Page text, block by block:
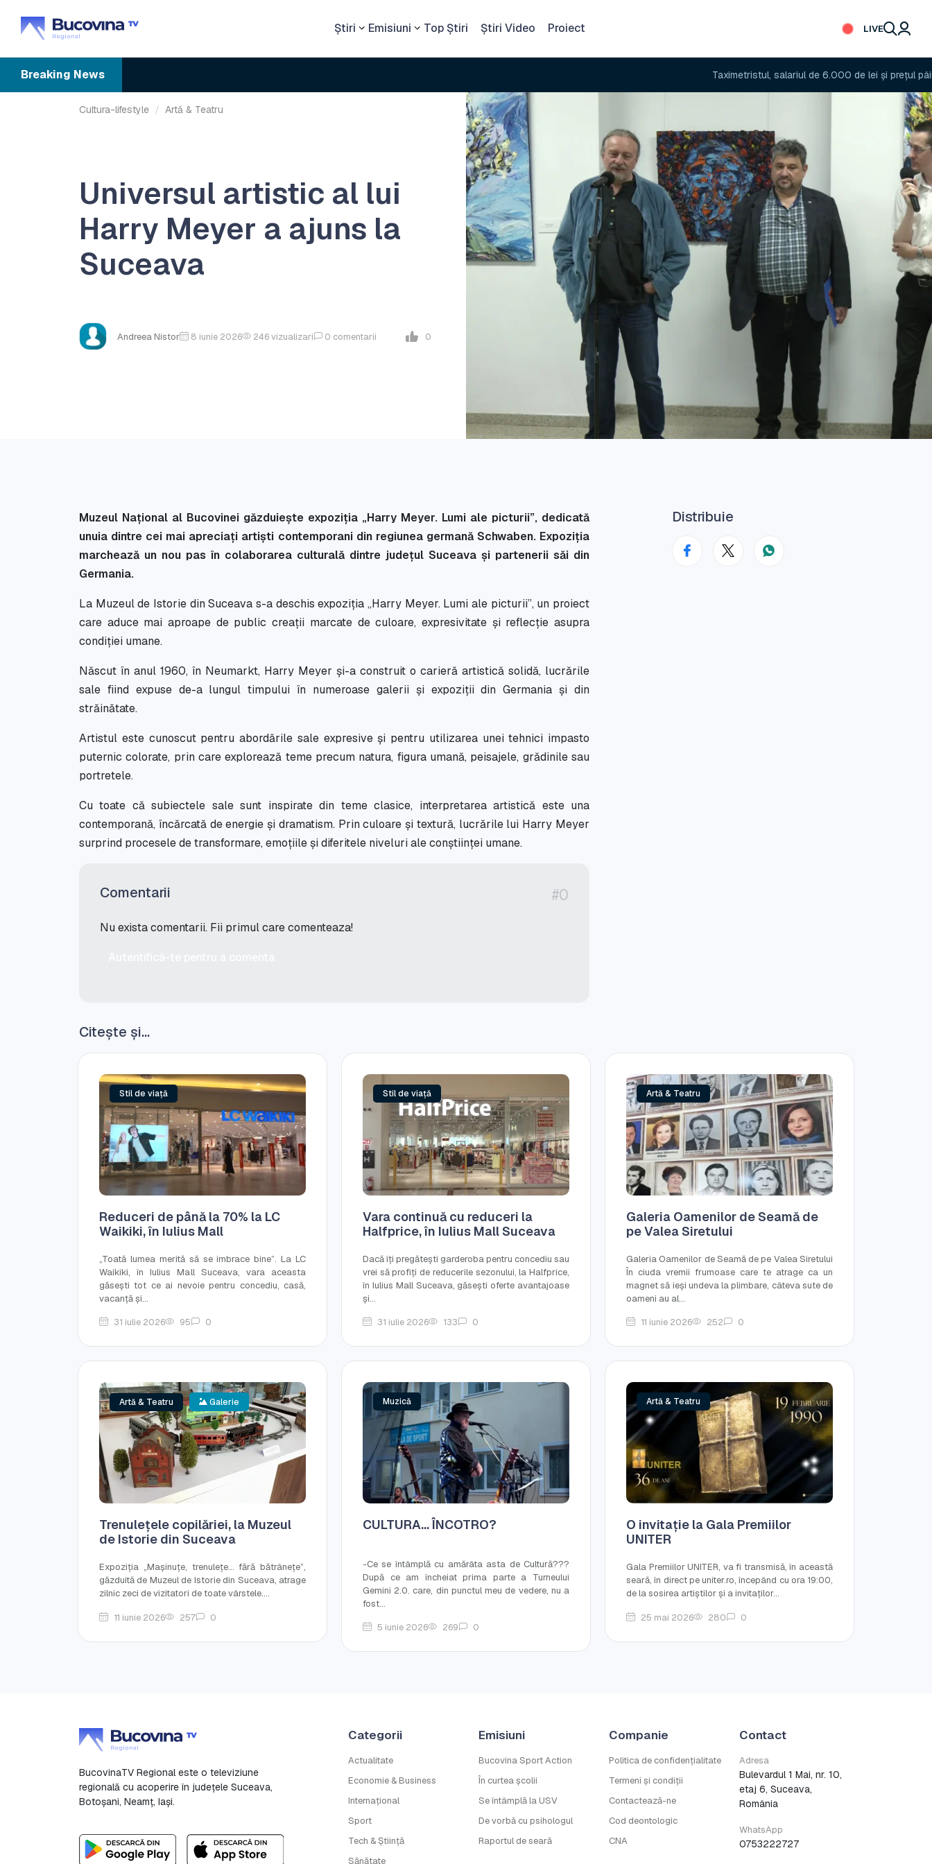
Știri Emisiuni Top Știri Știri Video Proiect LIVE
Breaking News Taximetristul, salariul de 6.000 de lei și prețul pâinii
Cultura-lifestyle Artă & Teatru
Universul artistic al lui
Harry Meyer a ajuns la
Suceava
Andreea Nistor 8 iunie 2026 246vizualizari 0 comentarii 0
Muzeul Național al Bucovinei găzduiește expoziția „Harry Meyer. Lumi ale picturii”, dedicată
unuia dintre cei mai apreciați artiști contemporani din regiunea germană Schwaben. Expoziția
marchează un nou pas în colaborarea culturală dintre județul Suceava și partenerii săi din
Germania.
La Muzeul de Istorie din Suceava s-a deschis expoziția „Harry Meyer. Lumi ale picturii”, un proiect
care aduce mai aproape de public creații marcate de culoare, expresivitate și reflecție asupra
condiției umane.
Născut în anul 1960, în Neumarkt, Harry Meyer și-a construit o carieră artistică solidă, lucrările
sale fiind expuse de-a lungul timpului în numeroase galerii și expoziții din Germania și din
străinătate.
Artistul este cunoscut pentru abordările sale expresive și pentru utilizarea unei tehnici impasto
puternic colorate, prin care explorează teme precum natura, figura umană, peisajele, grădinile sau
portretele.
Cu toate că subiectele sale sunt inspirate din teme clasice, interpretarea artistică este una
contemporană, încărcată de energie și dramatism. Prin culoare și textură, lucrările lui Harry Meyer
surprind procesele de transformare, emoțiile și diferitele niveluri ale conștiinței umane.
Comentarii #0
Nu exista comentarii. Fii primul care comenteaza!
Distribuie
Citește și...
Stil de viață
Reduceri de până la 70% la LC
Waikiki, în Iulius Mall
„Toată lumea merită să se imbrace bine”. La LC
Waikiki, în Iulius Mall Suceava, vara aceasta
găsești tot ce ai nevoie pentru concediu, casă,
vacanță și...
31 iulie 2026
95 0
Stil de viață
Vara continuă cu reduceri la
Halfprice, în Iulius Mall Suceava
Dacă îți pregătești garderoba pentru concediu sau
vrei să profiți de reducerile sezonului, la Halfprice,
în Iulius Mall Suceava, găsești oferte avantajoase
și...
31 iulie 2026
133 0
Artă & Teatru
Galeria Oamenilor de Seamă de
pe Valea Siretului
Galeria Oamenilor de Seamă de pe Valea Siretului
În ciuda vremii frumoase care te atrage ca un
magnet să ieși undeva la plimbare, câteva sute de
oameni au al...
11 iunie 2026
252 0
Artă & Teatru Galerie
Trenulețele copilăriei, la Muzeul
de Istorie din Suceava
Expoziția „Mașinuțe, trenulețe... fără bătrânețe”,
găzduită de Muzeul de Istorie din Suceava, atrage
zilnic zeci de vizitatori de toate vârstele....
11 iunie 2026 257 0
Muzică
CULTURA… ÎNCOTRO?
-Ce se întâmplă cu amărâta asta de Cultură???
După ce am încheiat prima parte a Turneului
Gemini 2.0. care, din punctul meu de vedere, nu a
fost...
5 iunie 2026
269 0
Artă & Teatru
O invitație la Gala Premiilor
UNITER
Gala Premiilor UNITER, va fi transmisă, în această
seară, în direct pe uniter.ro, începând cu ora 19:00,
de la sosirea artiștilor și a invitaților...
25 mai 2026 280 0
BucovinaTV Regional este o televiziune
regională cu acoperire în județele Suceava,
Botoşani, Neamț, Iași.
Categorii
Actualitate
Economie & Business
Internațional
Sport
Tech & Știință
Sănătate
Emisiuni
Bucovina Sport Action
În curtea școlii
Se întâmplă la USV
De vorbă cu psihologul
Raportul de seară
Companie
Politica de confidențialitate
Termeni și condiții
Contactează-ne
Cod deontologic
CNA
Contact
Adresa
Bulevardul 1 Mai, nr. 10,
etaj 6, Suceava,
România
WhatsApp
0753222727